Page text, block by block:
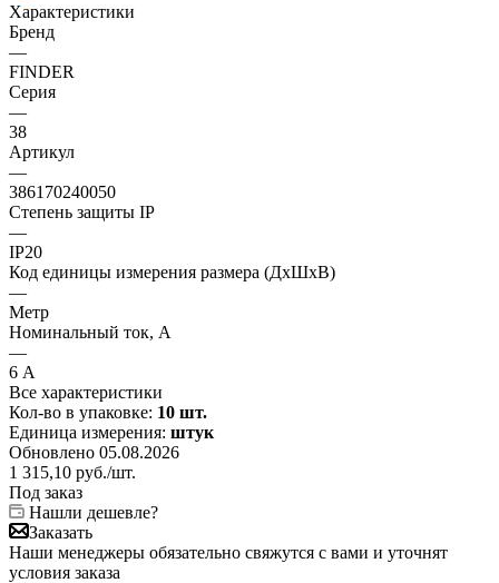
Характеристики
Бренд
—
FINDER
Серия
—
38
Артикул
—
386170240050
Степень защиты IP
—
IP20
Код единицы измерения размера (ДхШхВ)
—
Метр
Номинальный ток, А
—
6 А
Все характеристики
Кол-во в упаковке: 10 шт.
Единица измерения: штук
Обновлено 05.08.2026
1 315,10 руб./шт.
Под заказ
Нашли дешевле?
Заказать
Наши менеджеры обязательно свяжутся с вами и уточнят
условия заказа